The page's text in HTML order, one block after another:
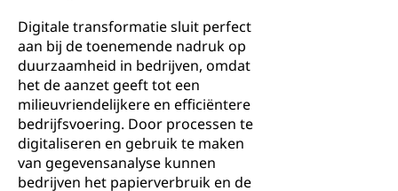
Digitale transformatie sluit perfect
aan bij de toenemende nadruk op
duurzaamheid in bedrijven, omdat
het de aanzet geeft tot een
milieuvriendelijkere en efficiëntere
bedrijfsvoering. Door processen te
digitaliseren en gebruik te maken
van gegevensanalyse kunnen
bedrijven het papierverbruik en de